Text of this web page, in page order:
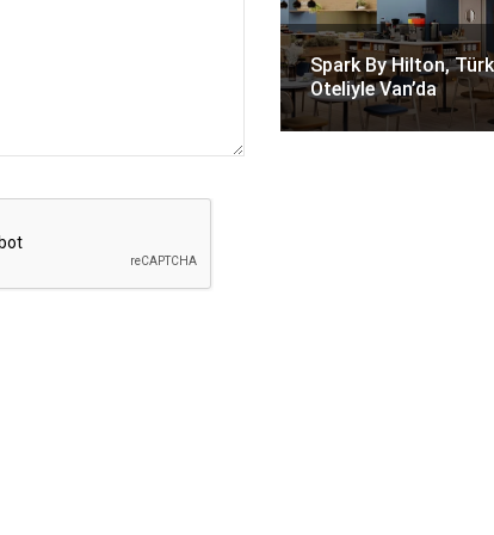
Spark By Hilton,
Oteliyle Van’da